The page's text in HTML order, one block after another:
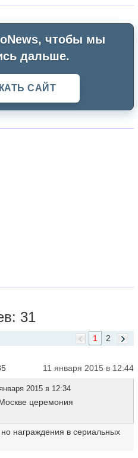
чтобы мы
дальше.
САЙТ
31
2
1
11 января 2015 в 12:44
2015 в 12:34
церемония
награждения в сериальных